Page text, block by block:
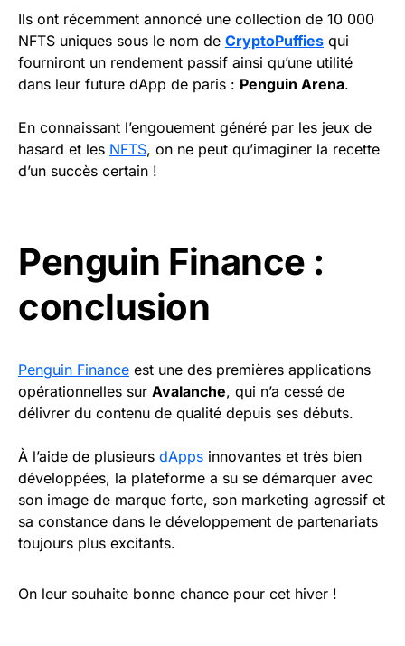
Ils ont récemment annoncé une collection de 10 000
NFTS uniques sous le nom de CryptoPuffies qui
fourniront un rendement passif ainsi qu’une utilité
dans leur future dApp de paris : Penguin Arena.
En connaissant l’engouement généré par les jeux de
hasard et les NFTS, on ne peut qu’imaginer la recette
d’un succès certain !
Penguin Finance :
conclusion
Penguin Finance est une des premières applications
opérationnelles sur Avalanche, qui n’a cessé de
délivrer du contenu de qualité depuis ses débuts.
À l’aide de plusieurs dApps innovantes et très bien
développées, la plateforme a su se démarquer avec
son image de marque forte, son marketing agressif et
sa constance dans le développement de partenariats
toujours plus excitants.
On leur souhaite bonne chance pour cet hiver !